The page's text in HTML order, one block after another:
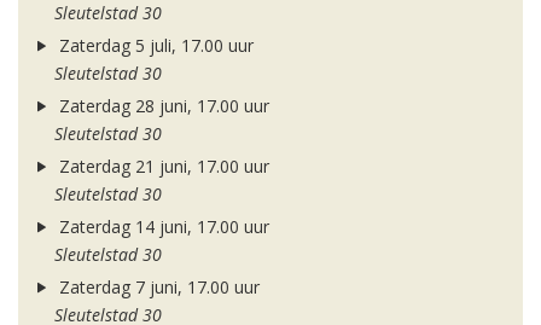
Sleutelstad 30
Zaterdag 5 juli, 17.00 uur
Sleutelstad 30
Zaterdag 28 juni, 17.00 uur
Sleutelstad 30
Zaterdag 21 juni, 17.00 uur
Sleutelstad 30
Zaterdag 14 juni, 17.00 uur
Sleutelstad 30
Zaterdag 7 juni, 17.00 uur
Sleutelstad 30